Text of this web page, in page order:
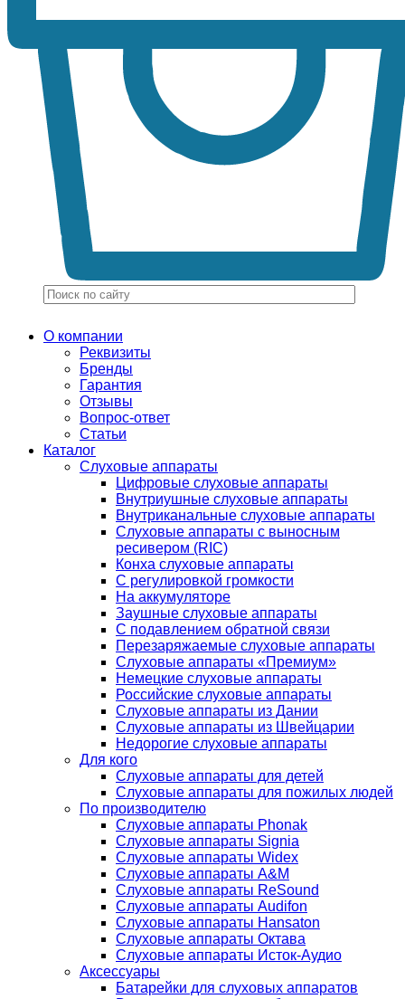
О компании
Реквизиты
Бренды
Гарантия
Отзывы
Вопрос-ответ
Статьи
Каталог
Слуховые аппараты
Цифровые слуховые аппараты
Внутриушные слуховые аппараты
Внутриканальные слуховые аппараты
Слуховые аппараты с выносным
ресивером (RIC)
Конха слуховые аппараты
С регулировкой громкости
На аккумуляторе
Заушные слуховые аппараты
C подавлением обратной связи
Перезаряжаемые слуховые аппараты
Слуховые аппараты «Премиум»
Немецкие слуховые аппараты
Российские слуховые аппараты
Слуховые аппараты из Дании
Слуховые аппараты из Швейцарии
Недорогие слуховые аппараты
Для кого
Слуховые аппараты для детей
Слуховые аппараты для пожилых людей
По производителю
Слуховые аппараты Phonak
Слуховые аппараты Signia
Слуховые аппараты Widex
Слуховые аппараты A&M
Слуховые аппараты ReSound
Слуховые аппараты Audifon
Слуховые аппараты Hansaton
Слуховые аппараты Октава
Слуховые аппараты Исток-Аудио
Аксессуары
Батарейки для слуховых аппаратов